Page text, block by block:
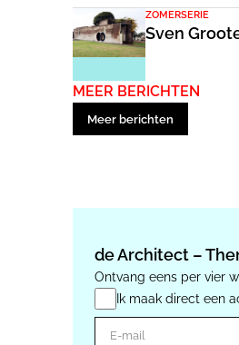
ZOMERSERIE
Sven
MEER BERICHTEN
Meer berichten
de Architect –
Ontvang eens per vier
Ik maak direct een
E-mail